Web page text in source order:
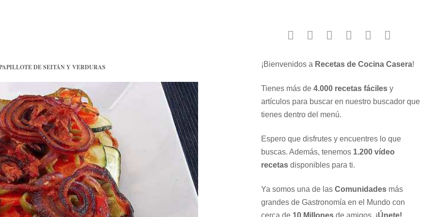
DE SEITÁN Y VERDURAS ¡Bienvenidos a Recetas de Cocina Casera!
Tienes más de 4.000 recetas fácilesy
artículos para buscar en nuestro buscador que
tienes dentro del menú.
Espero que disfrutes y encuentres lo que
buscas. Además, tenemos 1.200 vídeo
recetasdisponibles para ti.
Ya somos una de las Comunidadesmás
grandes de Gastronomía en el Mundo con
cerca de 10 Millonesde amigos. ¡Únete!